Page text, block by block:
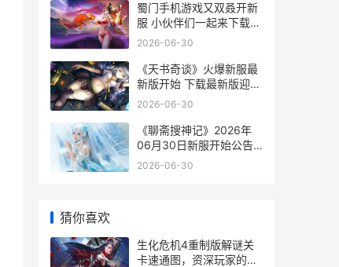
蜀门手机游戏又双叒开新
服 小伙伴们一起来下载吧
蜀门手游官方社区app
2026-06-30
《天书奇谈》火爆新服最
新版开始 下载最新版迎风
出发 天书奇谈火魔爆
2026-06-30
《聊斋搜神记》2026年
06月30日新服开始公告
官方版下载恭迎尝试 《聊
2026-06-30
猜你喜欢
生化危机4重制版解谜关
卡速通图，资深玩家的思